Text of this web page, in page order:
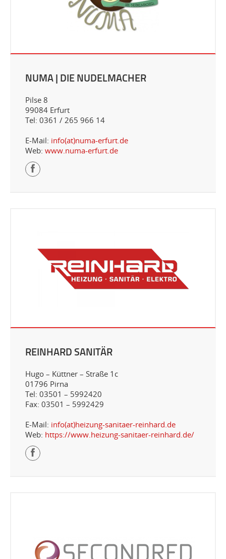
NUMA | DIE NUDELMACHER
Pilse 8
99084 Erfurt
Tel: 0361 / 265 966 14
E-Mail: info(at)numa-erfurt.de
Web: www.numa-erfurt.de
REINHARD SANITÄR
Hugo – Küttner – Straße 1c
01796 Pirna
Tel: 03501 – 5992420
Fax: 03501 – 5992429
E-Mail: info(at)heizung-sanitaer-reinhard.de
Web: https://www.heizung-sanitaer-reinhard.de/